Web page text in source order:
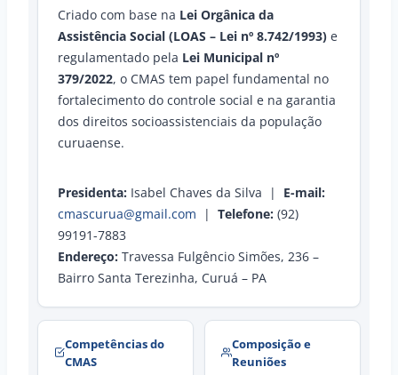
Criado com base na Lei Orgânica da
Assistência Social (LOAS – Lei nº 8.742/1993) e
regulamentado pela Lei Municipal nº
379/2022, o CMAS tem papel fundamental no
fortalecimento do controle social e na garantia
dos direitos socioassistenciais da população
curuaense.
Presidenta: Isabel Chaves da Silva | E-mail:
cmascurua@gmail.com | Telefone: (92)
99191-7883
Endereço: Travessa Fulgêncio Simões, 236 –
Bairro Santa Terezinha, Curuá – PA
Competências do
CMAS
Composição e
Reuniões